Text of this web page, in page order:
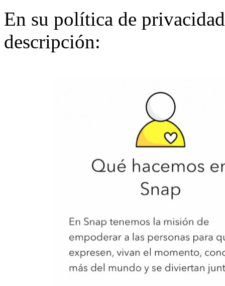
En su política de
descripción: